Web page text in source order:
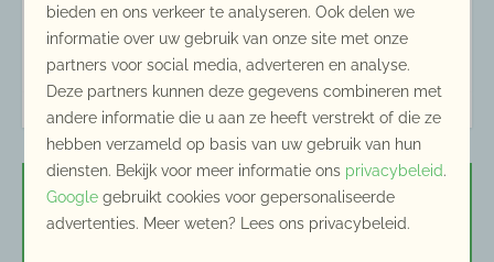
Toilet in badkamer
Wastafel
Slaapkamer
Eenpersoonsbedden: 4
Tweepersoonsbedden: 1
Woonkamer
Energielabel:
Beschikbaarheid en prijs
bieden en ons verkeer te analyseren. Ook delen we
informatie over uw gebruik van onze site met onze
partners voor social media, adverteren en analyse.
Deze partners kunnen deze gegevens combineren met
andere informatie die u aan ze heeft verstrekt of die ze
hebben verzameld op basis van uw gebruik van hun
diensten. Bekijk voor meer informatie ons privacybeleid.
Google gebruikt cookies voor gepersonaliseerde
advertenties. Meer weten? Lees ons privacybeleid.